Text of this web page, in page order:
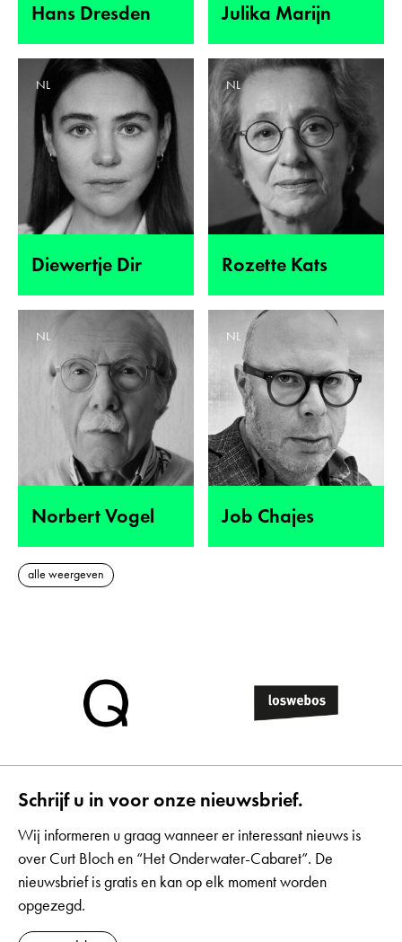
Hans Dresden Julika Marijn
Diewertje Dir
NL
Rozette Kats
NL
Norbert Vogel
NL
Job Chajes
NL
alle weergeven
Schrijf u in voor onze nieuwsbrief.
Wij informeren u graag wanneer er interessant nieuws is
over Curt Bloch en “Het Onderwater-Cabaret”. De
nieuwsbrief is gratis en kan op elk moment worden
opgezegd.